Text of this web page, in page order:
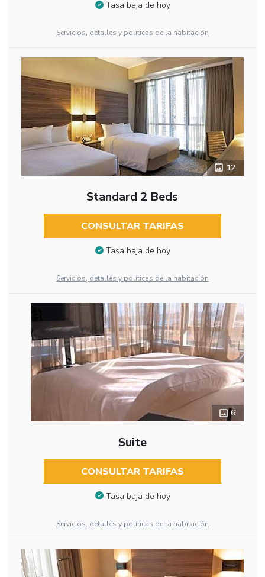
Tasa baja de hoy
Servicios, detalles y políticas de la habitación
12
Standard 2 Beds
CONSULTAR TARIFAS
Tasa baja de hoy
Servicios, detalles y políticas de la habitación
6
Suite
CONSULTAR TARIFAS
Tasa baja de hoy
Servicios, detalles y políticas de la habitación